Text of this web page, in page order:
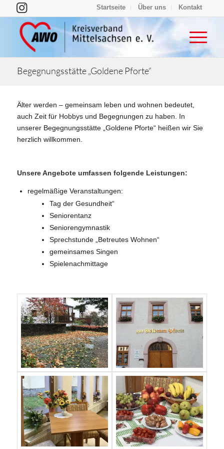
Startseite Über uns Kontakt
Begegnungsstätte „Goldene Pforte“
Älter werden – gemeinsam leben und wohnen bedeutet,
auch Zeit für Hobbys und Begegnungen zu haben. In
unserer Begegnungsstätte „Goldene Pforte“ heißen wir Sie
herzlich willkommen.
Unsere Angebote umfassen folgende Leistungen:
regelmäßige Veranstaltungen:
Tag der Gesundheit“
Seniorentanz
Seniorengymnastik
Sprechstunde „Betreutes Wohnen“
gemeinsames Singen
Spielenachmittage